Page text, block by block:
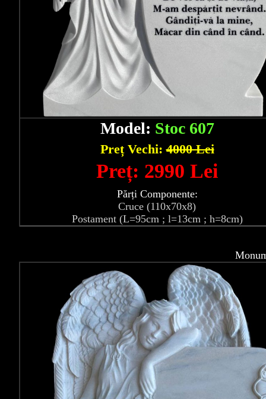
Model: Stoc 607
Preț Vechi:4000 Lei
Preț: 2990 Lei
Părți Componente:
Cruce (110x70x8)
Postament (L=95cm ; l=13cm ; h=8cm)